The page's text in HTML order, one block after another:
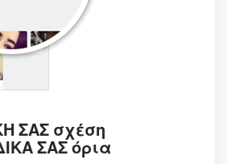
ΣΑΣ σχέση
ΣΑΣ όρια